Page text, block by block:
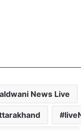
News Live